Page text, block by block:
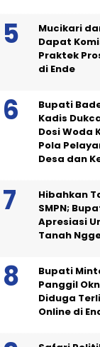
Mucikari
Dapat
Praktek
di Ende
Bupati
Kadis
Dosi Woda
Pola
Desa dan
Hibahkan
SMPN;
Apresiasi
Tanah
Bupati
Panggil
Diduga
Online di